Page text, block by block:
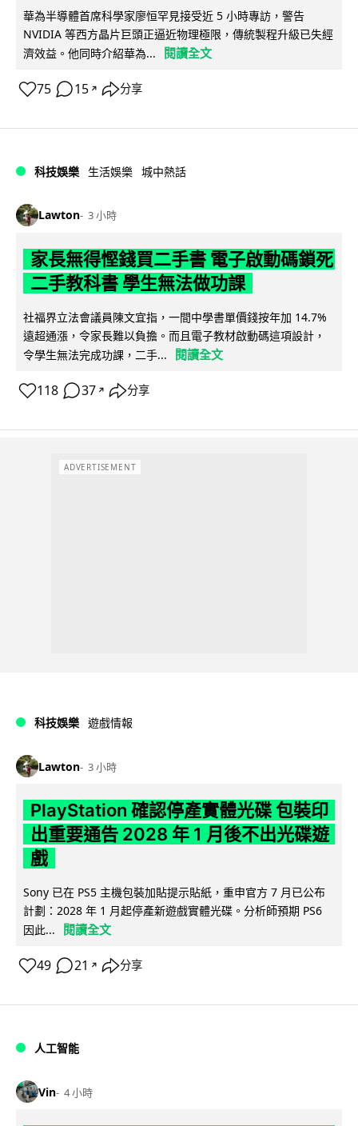
華為半導體首席科學家廖恒罕見接受近 5 小時專訪，警告
NVIDIA 等西方晶片巨頭正逼近物理極限，傳統製程升級已失經
濟效益。他同時介紹華為...
閱讀全文
75 15 ↗ 分享
科技娛樂 生活娛樂 城中熱話
Lawton 3 小時
家長無得慳錢買二手書 電子啟動碼鎖死
二手教科書 學生無法做功課
社福界立法會議員陳文宜指，一間中學書單價錢按年加 14.7%
遠超通漲，令家長難以負擔。而且電子教材啟動碼這項設計，
令學生無法完成功課，二手...
閱讀全文
118 37 ↗ 分享
ADVERTISEMENT
科技娛樂 遊戲情報
Lawton 3 小時
PlayStation 確認停產實體光碟 包裝印
出重要通告 2028 年 1 月後不出光碟遊
戲
Sony 已在 PS5 主機包裝加貼提示貼紙，重申官方 7 月已公布
計劃：2028 年 1 月起停產新遊戲實體光碟。分析師預期 PS6
因此...
閱讀全文
49 21 ↗ 分享
人工智能
Vin 4 小時